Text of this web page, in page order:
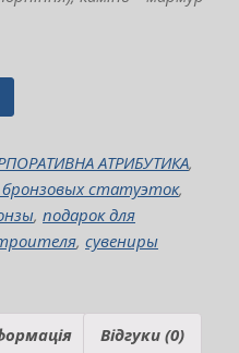
АТРИБУТИКА,
статуэток,
, подарок для
, сувениры
Відгуки (0)